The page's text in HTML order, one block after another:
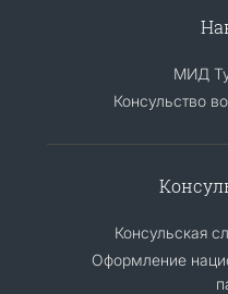
МИД
Консульство
Консульская
Оформление